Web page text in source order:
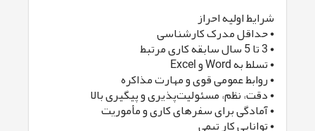
شرایط اولیه احراز
• حداقل مدرک کارشناسی
• 3 تا 5 سال سابقه کاری مرتبط
• تسلط به Word و Excel
• روابط عمومی قوی و مهارت مذاکره
• دقت، نظم، مسئولیت‌پذیری و پیگیری بالا
• آمادگی برای سفرهای کاری و مأموریت
• توانایی کار تیمی